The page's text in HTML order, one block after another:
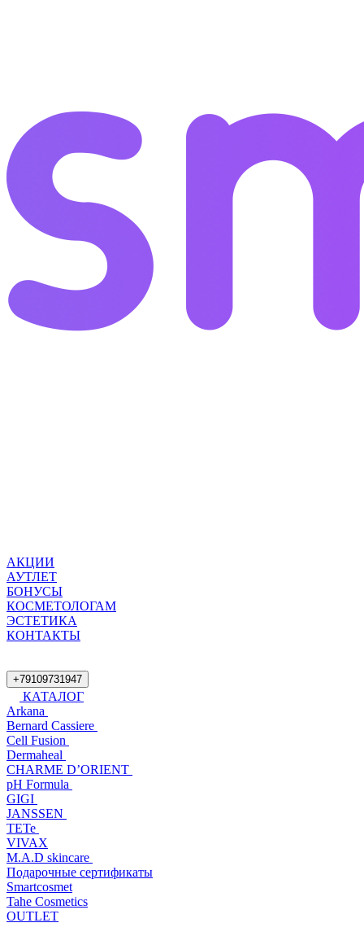
АКЦИИ
АУТЛЕТ
БОНУСЫ
КОСМЕТОЛОГАМ
ЭСТЕТИКА
КОНТАКТЫ
+79109731947
КАТАЛОГ
Arkana
Bernard Cassiere
Cell Fusion
Dermaheal
CHARME D’ORIENT
pH Formula
GIGI
JANSSEN
TETe
VIVAX
M.A.D skincare
Подарочные сертификаты
Smartcosmet
Tahe Cosmetics
OUTLET